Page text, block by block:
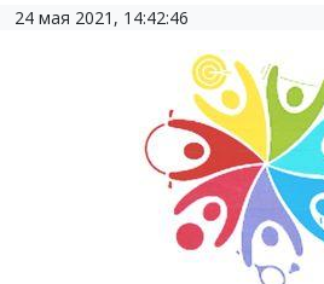
24 мая 2021, 14:42:46